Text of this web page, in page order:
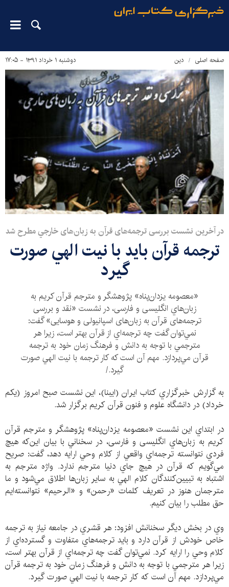
صفحه اصلی دین‌ دوشنبه ۱ خرداد ۱۳۹۱ - ۱۷:۰۵
در آخرين نشست بررسی ترجمه‌های قرآن به زبان‌های خارجي مطرح شد
ترجمه قرآن بايد با نيت الهي صورت
گيرد
«معصومه يزدان‌پناه» پژوهشگر و مترجم قرآن كريم به
زبان‌هاي انگليسی و فارسی، در نشست «نقد و بررسی
ترجمه‌های قرآن به زبان‌های اسپانيولی و هوسايی» گفت:
نمي‌توان گفت چه‌ ترجمه‌اي از قرآن بهتر است، زيرا هر
مترجمي با توجه به دانش و فرهنگ زمان خود به ترجمه
قرآن مي‌پردازد. مهم آن است كه كار ترجمه با نيت الهي صورت
گيرد./
به گزارش خبرگزاري كتاب ايران (ايبنا)، اين نشست صبح امروز (يكم
خرداد) در دانشگاه علوم و فنون قرآن كريم برگزار شد.
در ابتداي اين نشست «معصومه يزدان‌پناه» پژوهشگر و مترجم قرآن
كريم به زبان‌هاي انگليسی و فارسی، در سخناني با بيان اين‌كه هيچ
فردي نتوانسته ترجمه‌اي واقعي از كلام وحي ارايه دهد، گفت: صريح
مي‌گويم كه قرآن در هيچ جاي دنيا مترجم ندارد. واژه مترجم به
اشتباه به تبيين‌كنندگان كلام الهي به ساير زبان‌‌ها اطلاق مي‌شود و ما
مترجمان هنوز در تعريف كلمات «رحمن» و «الرحيم» نتوانسته‌ايم
حق مطلب را بيان كنيم.
وي در بخش ديگر سخنانش افزود: هر قشري در جامعه نياز به ترجمه
خاص خودش از قرآن دارد و بايد ترجمه‌هاي متفاوت و گسترده‌اي از
كلام وحي را ارايه كرد. نمي‌توان گفت چه‌ ترجمه‌اي از قرآن بهتر است،
زيرا هر مترجمي با توجه به دانش و فرهنگ زمان خود به ترجمه قرآن
مي‌پردازد. مهم آن است كه كار ترجمه با نيت الهي صورت گيرد.